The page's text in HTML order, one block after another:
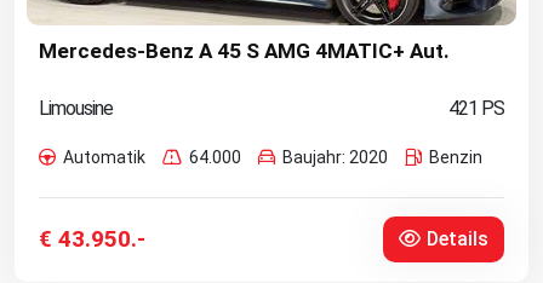
Mercedes-Benz A 45 S AMG 4MATIC+ Aut.
Limousine 421 PS
Automatik 64.000 Baujahr: 2020 Benzin
€ 43.950.- Details